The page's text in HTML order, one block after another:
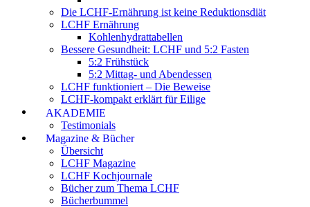
Die LCHF-Ernährung ist keine Reduktionsdiät
LCHF Ernährung
Kohlenhydrattabellen
Bessere Gesundheit: LCHF und 5:2 Fasten
5:2 Frühstück
5:2 Mittag- und Abendessen
LCHF funktioniert – Die Beweise
LCHF-kompakt erklärt für Eilige
AKADEMIE
Testimonials
Magazine & Bücher
Übersicht
LCHF Magazine
LCHF Kochjournale
Bücher zum Thema LCHF
Bücherbummel